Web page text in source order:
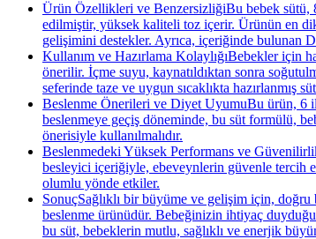
Ürün Özellikleri ve BenzersizliğiBu bebek sütü,
edilmiştir, yüksek kaliteli toz içerir. Ürünün en
gelişimini destekler. Ayrıca, içeriğinde bulunan
Kullanım ve Hazırlama KolaylığıBebekler için
önerilir. İçme suyu, kaynatıldıktan sonra
seferinde taze ve uygun sıcaklıkta hazırlanmış
Beslenme Önerileri ve Diyet UyumuBu ürün, 6
beslenmeye geçiş döneminde, bu süt formülü,
önerisiyle kullanılmalıdır.
Beslenmedeki Yüksek Performans ve
besleyici içeriğiyle, ebeveynlerin güvenle tercih
olumlu yönde etkiler.
SonuçSağlıklı bir büyüme ve gelişim için,
beslenme ürünüdür. Bebeğinizin ihtiyaç
bu süt, bebeklerin mutlu, sağlıklı ve enerjik